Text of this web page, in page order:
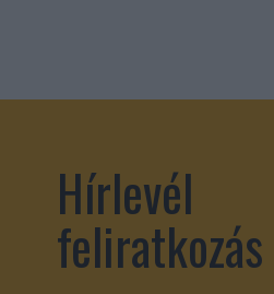
Hírlevél
feliratkozás